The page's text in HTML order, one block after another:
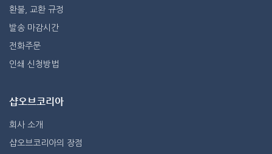
환불, 교환 규정
발송 마감시간
전화주문
인쇄 신청방법
샵오브코리아
회사 소개
샵오브코리아의 장점